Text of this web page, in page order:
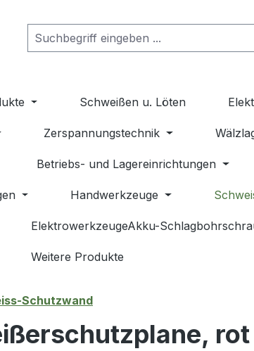
Schweißen u. Löten
Zerspannungstechnik
Betriebs- und Lagereinrichtungen
Handwerkzeuge
ElektrowerkzeugeAkku-
Weitere Produkte
Schutzwand
rot